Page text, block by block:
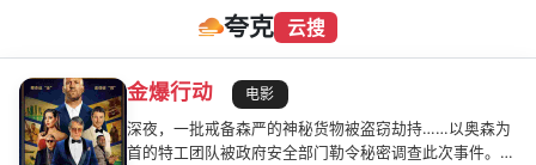
夸克 云搜
金爆行动
电影
深夜，一批戒备森严的神秘货物被盗窃劫持……以奥森为
首的特工团队被政府安全部门勒令秘密调查此次事件。经